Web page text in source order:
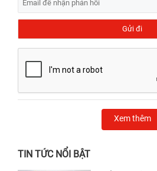
Xem thêm
TIN TỨC NỔI BẬT